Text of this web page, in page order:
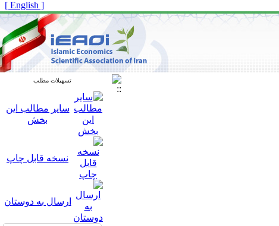
[ English ]
تسهیلات مطلب
سایر مطالب این
بخش
نسخه قابل چاپ
ارسال به دوستان